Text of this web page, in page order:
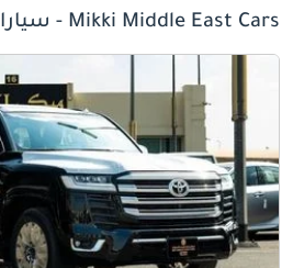
Mikki Middle East Cars - سيارات جديدة ومستعملة للبيع